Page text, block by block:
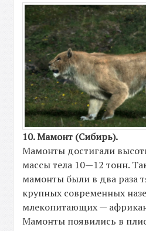
10. Мамонт (Сибирь).
Мамонты достигали
массы тела 10—12 тонн.
мамонты были в два раза
крупных современных
млекопитающих —
Мамонты появились в